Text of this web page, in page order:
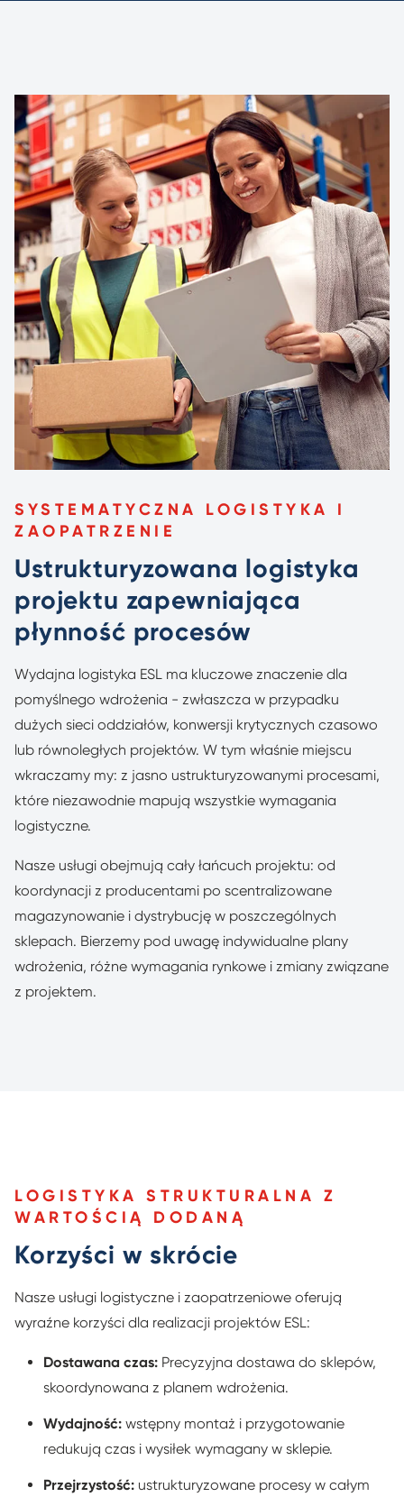
SYSTEMATYCZNA LOGISTYKA I
ZAOPATRZENIE
Ustrukturyzowana logistyka
projektu zapewniająca
płynność procesów
Wydajna logistyka ESL ma kluczowe znaczenie dla
pomyślnego wdrożenia - zwłaszcza w przypadku
dużych sieci oddziałów, konwersji krytycznych czasowo
lub równoległych projektów. W tym właśnie miejscu
wkraczamy my: z jasno ustrukturyzowanymi procesami,
które niezawodnie mapują wszystkie wymagania
logistyczne.
Nasze usługi obejmują cały łańcuch projektu: od
koordynacji z producentami po scentralizowane
magazynowanie i dystrybucję w poszczególnych
sklepach. Bierzemy pod uwagę indywidualne plany
wdrożenia, różne wymagania rynkowe i zmiany związane
z projektem.
LOGISTYKA STRUKTURALNA Z
WARTOŚCIĄ DODANĄ
Korzyści w skrócie
Nasze usługi logistyczne i zaopatrzeniowe oferują
wyraźne korzyści dla realizacji projektów ESL:
Dostawana czas: Precyzyjna dostawa do sklepów,
skoordynowana z planem wdrożenia.
Wydajność: wstępny montaż i przygotowanie
redukują czas i wysiłek wymagany w sklepie.
Przejrzystość: ustrukturyzowane procesy w całym